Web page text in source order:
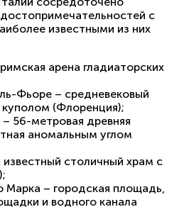
с
известными из них
арена гладиаторских
Фьоре – средневековый
(Флоренция);
56-метровая древняя
аномальным углом
столичный храм с
– городская площадь,
и водного канала